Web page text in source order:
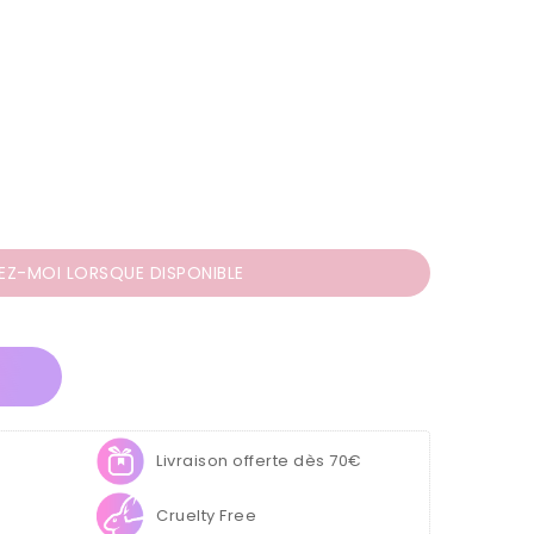
MOI LORSQUE DISPONIBLE
Livraison offerte dès 70€
Cruelty Free